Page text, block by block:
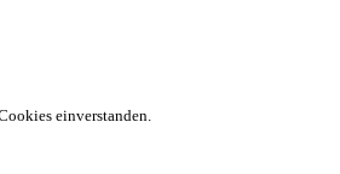
einverstanden.